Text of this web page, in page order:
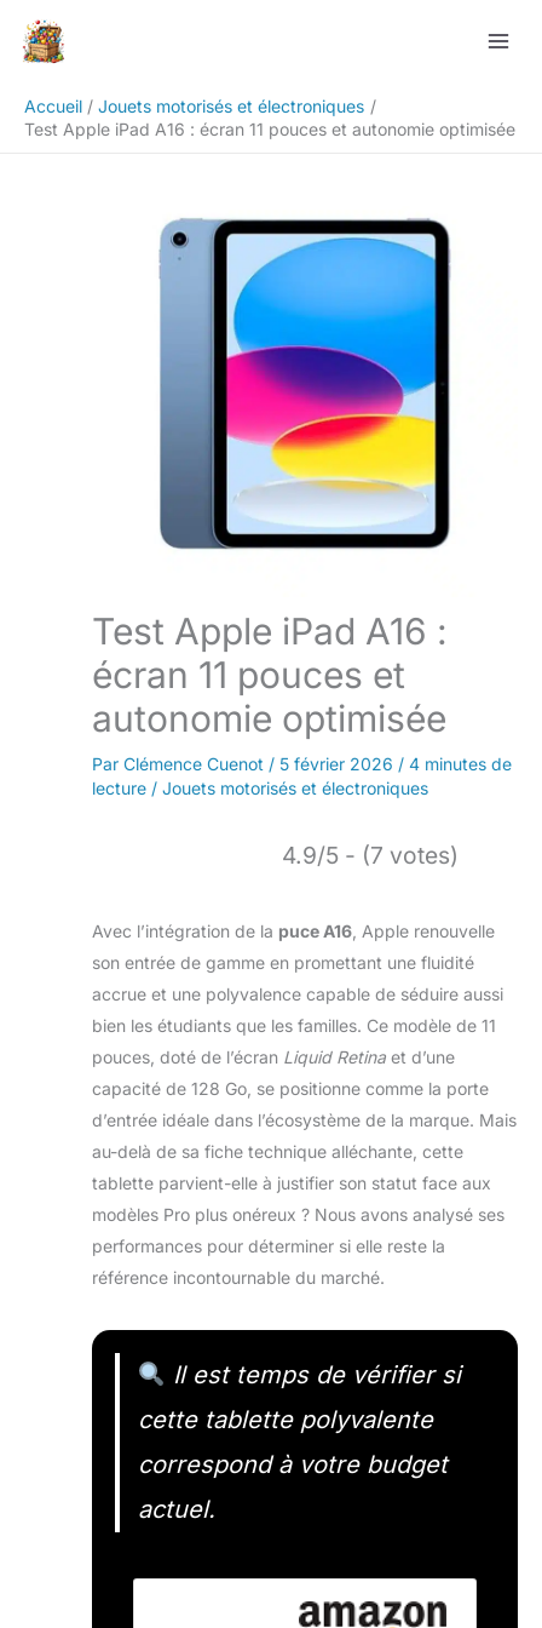
Accueil
Jouets motorisés et électroniques
Test Apple iPad A16 : écran 11 pouces et autonomie optimisée
Test Apple iPad A16 :
écran 11 pouces et
autonomie optimisée
Par Clémence Cuenot / 5 février 2026 / 4 minutes de
lecture / Jouets motorisés et électroniques
4.9/5 - (7 votes)
Avec l’intégration de la puce A16 , Apple renouvelle
son entrée de gamme en promettant une fluidité
accrue et une polyvalence capable de séduire aussi
bien les étudiants que les familles. Ce modèle de 11
pouces, doté de l’écran Liquid Retina et d’une
capacité de 128 Go, se positionne comme la porte
d’entrée idéale dans l’écosystème de la marque. Mais
au-delà de sa fiche technique alléchante, cette
tablette parvient-elle à justifier son statut face aux
modèles Pro plus onéreux ? Nous avons analysé ses
performances pour déterminer si elle reste la
référence incontournable du marché.
Il est temps de vérifier si
cette tablette polyvalente
correspond à votre budget
actuel.
Rechercher